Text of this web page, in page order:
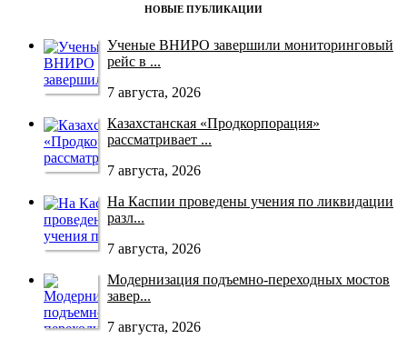
НОВЫЕ ПУБЛИКАЦИИ
Ученые ВНИРО завершили мониторинговый
рейс в ...
7 августа, 2026
Казахстанская «Продкорпорация»
рассматривает ...
7 августа, 2026
На Каспии проведены учения по ликвидации
разл...
7 августа, 2026
Модернизация подъемно-переходных мостов
завер...
7 августа, 2026